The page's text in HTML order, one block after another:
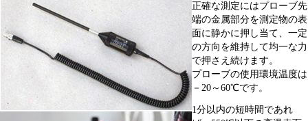
正確な測定にはプローブ先
端の金属部分を測定物の表
面に静かに押し当て、一定
の方向を維持して均一な力
で押さえ続けます。
プローブの使用環境温度は
－20～60℃です。
1分以内の短時間であれ